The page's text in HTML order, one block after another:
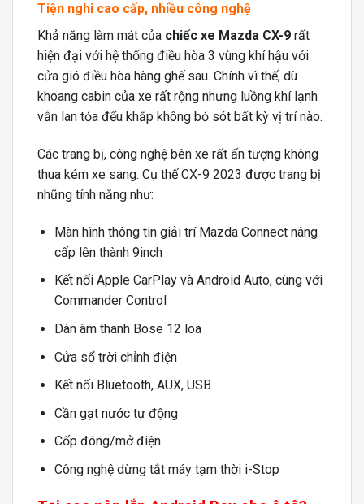
Tiện nghi cao cấp, nhiều công nghệ
Khả năng làm mát của chiếc xe Mazda CX-9 rất
hiện đại với hệ thống điều hòa 3 vùng khí hậu với
cửa gió điều hòa hàng ghế sau. Chính vì thế, dù
khoang cabin của xe rất rộng nhưng luồng khí lạnh
vẫn lan tỏa đểu khắp không bỏ sót bất kỳ vị trí nào.
Các trang bị, công nghệ bên xe rất ấn tượng không
thua kém xe sang. Cụ thế CX-9 2023 được trang bị
những tính năng như:
Màn hình thông tin giải trí Mazda Connect nâng
cấp lên thành 9inch
Kết nối Apple CarPlay và Android Auto, cùng với
Commander Control
Dàn âm thanh Bose 12 loa
Cửa sổ trời chỉnh điện
Kết nối Bluetooth, AUX, USB
Cần gạt nước tự động
Cốp đóng/mở điện
Công nghệ dừng tắt máy tạm thời i-Stop